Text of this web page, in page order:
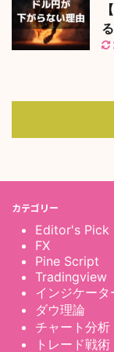
カテゴリー
Editor's Pick
FX
Pine Script
Tradingview
インジケータ
ダウ理論
チャート分析
トレード戦術